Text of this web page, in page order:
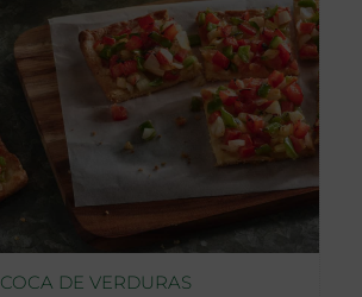
COCA DE VERDURAS